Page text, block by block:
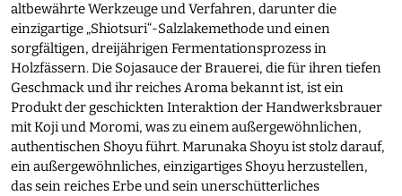
altbewährte Werkzeuge und Verfahren, darunter die
einzigartige „Shiotsuri“-Salzlakemethode und einen
sorgfältigen, dreijährigen Fermentationsprozess in
Holzfässern. Die Sojasauce der Brauerei, die für ihren tiefen
Geschmack und ihr reiches Aroma bekannt ist, ist ein
Produkt der geschickten Interaktion der Handwerksbrauer
mit Koji und Moromi, was zu einem außergewöhnlichen,
authentischen Shoyu führt. Marunaka Shoyu ist stolz darauf,
ein außergewöhnliches, einzigartiges Shoyu herzustellen,
das sein reiches Erbe und sein unerschütterliches